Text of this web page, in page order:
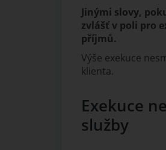
Jinými slovy,
zvlášť v poli pro
příjmů.
Výše exekuce
klienta.
Exekuce
služby